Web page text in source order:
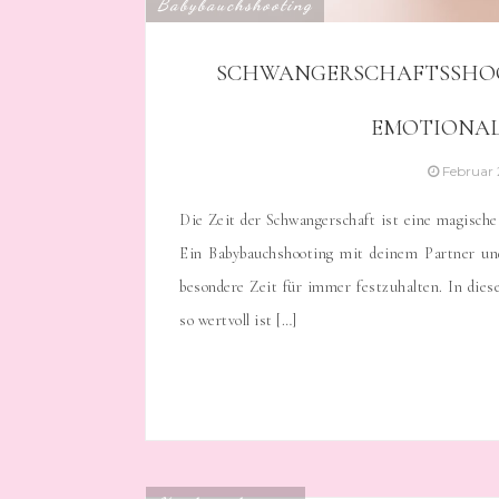
Babybauchshooting
Februar
Die Zeit der Schwangerschaft ist eine
Ein Babybauchshooting mit deinem Partner
besondere Zeit für immer festzuhalten. In
so wertvoll ist […]